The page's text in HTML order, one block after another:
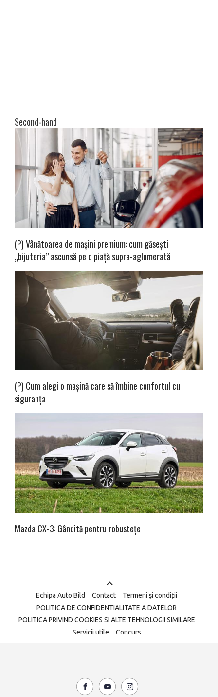
Second-hand
(P) Vânătoarea de mașini premium: cum găsești
„bijuteria” ascunsă pe o piață supra-aglomerată
(P) Cum alegi o mașină care să îmbine confortul cu
siguranța
Mazda CX-3: Gândită pentru robustețe
Echipa Auto Bild Contact
Termeni și condiții
POLITICA DE CONFIDENTIALITATE A DATELOR
POLITICA PRIVIND COOKIES SI ALTE TEHNOLOGII SIMILARE
Servicii utile
Concurs